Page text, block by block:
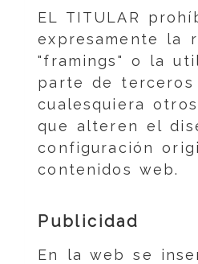
EL TITULAR
expresamente la
"framings" o la
parte de terceros
cualesquiera
que alteren el
configuración
contenidos web.
Publicidad
En la web se